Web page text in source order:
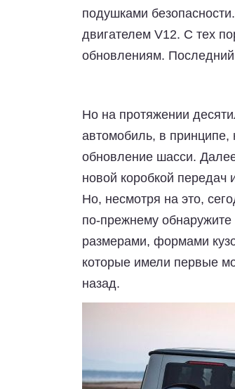
подушками
двигателем V12. С тех
обновлениям.
Но на протяжении
автомобиль, в
обновление шасси.
новой коробкой
Но, несмотря на это,
по-прежнему обнаружите
размерами, формами
которые имели первые
назад.